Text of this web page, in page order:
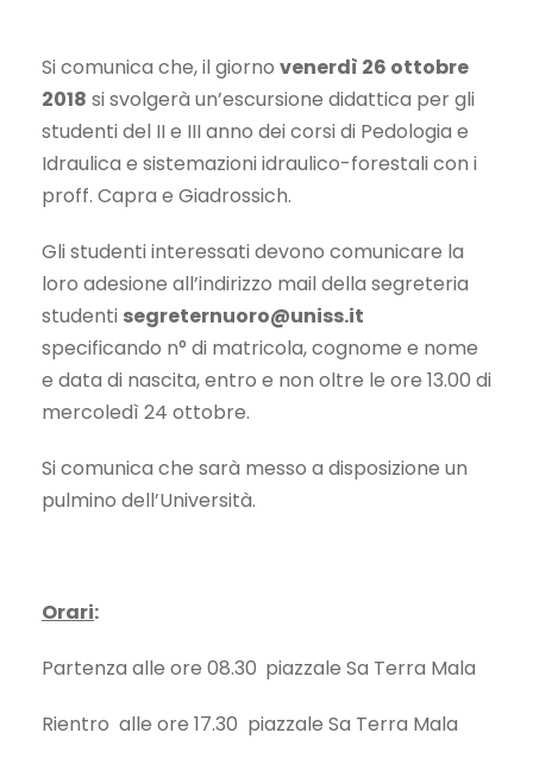
Si comunica che, il giorno venerdì 26 ottobre
2018 si svolgerà un’escursione didattica per gli
studenti del II e III anno dei corsi di Pedologia e
Idraulica e sistemazioni idraulico-forestali con i
proff. Capra e Giadrossich.
Gli studenti interessati devono comunicare la
loro adesione all’indirizzo mail della segreteria
studenti segreternuoro@uniss.it
specificando n° di matricola, cognome e nome
e data di nascita, entro e non oltre le ore 13.00 di
mercoledì 24 ottobre.
Si comunica che sarà messo a disposizione un
pulmino dell’Università.
Orari:
Partenza alle ore 08.30 piazzale Sa Terra Mala
Rientro alle ore 17.30 piazzale Sa Terra Mala